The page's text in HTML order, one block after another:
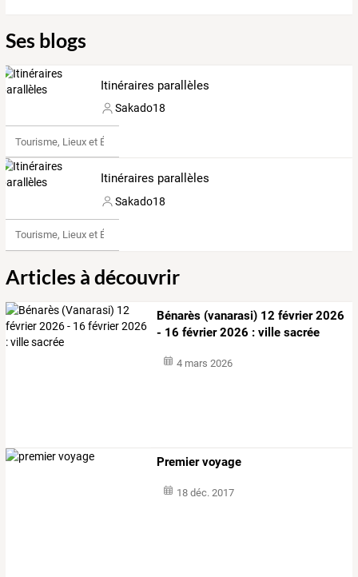
Ses blogs
Itinéraires parallèles
Sakado18
Tourisme, Lieux et Événements
Itinéraires parallèles
Sakado18
Tourisme, Lieux et Événements
Articles à découvrir
Bénarès (vanarasi) 12 février 2026
- 16 février 2026 : ville sacrée
4 mars 2026
Premier voyage
18 déc. 2017